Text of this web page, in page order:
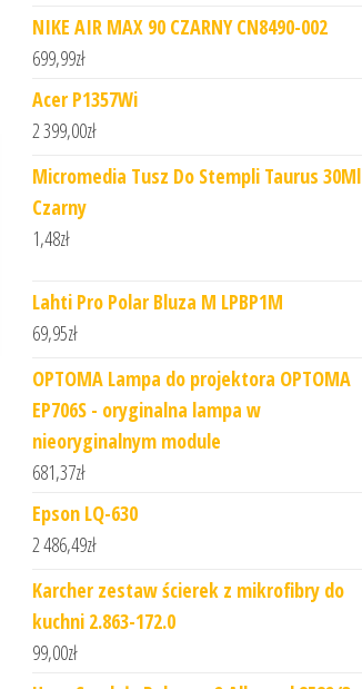
NIKE AIR MAX 90 CZARNY CN8490-002
699,99zł
Acer P1357Wi
2 399,00zł
Micromedia Tusz Do Stempli Taurus 30Ml
Czarny
1,48zł
Lahti Pro Polar Bluza M LPBP1M
69,95zł
OPTOMA Lampa do projektora OPTOMA
EP706S - oryginalna lampa w
nieoryginalnym module
681,37zł
Epson LQ-630
2 486,49zł
Karcher zestaw ścierek z mikrofibry do
kuchni 2.863-172.0
99,00zł